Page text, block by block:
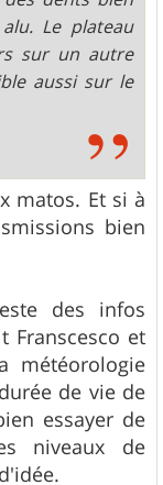
Le plateau
sur un autre
aussi sur le
matos. Et si à
bien
des infos
Franscesco et
météorologie
de vie de
essayer de
niveaux de